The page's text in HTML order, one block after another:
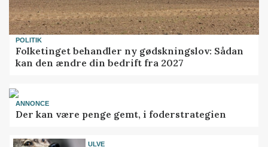
POLITIK
Folketinget behandler ny gødskningslov: Sådan
kan den ændre din bedrift fra 2027
ANNONCE
Der kan være penge gemt, i foderstrategien
ULVE